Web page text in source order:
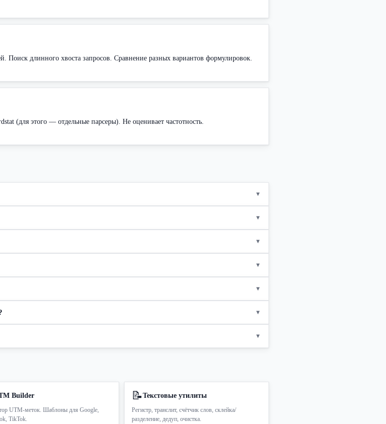
Поиск длинного хвоста запросов. Сравнение разных вариантов формулировок.
(для этого — отдельные парсеры). Не оценивает частотность.
▾
▾
▾
▾
▾
▾
▾
Builder
UTM-меток. Шаблоны для Google,
TikTok.
📝Текстовые утилиты
Регистр, транслит, счётчик слов, склейка/
разделение, дедуп, очистка.